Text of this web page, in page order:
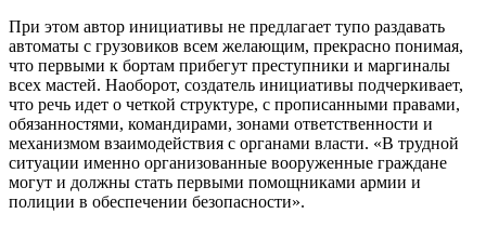
При этом автор инициативы не предлагает тупо раздавать
автоматы с грузовиков всем желающим, прекрасно понимая,
что первыми к бортам прибегут преступники и маргиналы
всех мастей. Наоборот, создатель инициативы подчеркивает,
что речь идет о четкой структуре, с прописанными правами,
обязанностями, командирами, зонами ответственности и
механизмом взаимодействия с органами власти. «В трудной
ситуации именно организованные вооруженные граждане
могут и должны стать первыми помощниками армии и
полиции в обеспечении безопасности».